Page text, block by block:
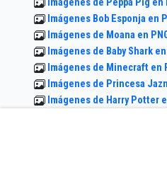
Imágenes Bob Esponja en
Imágenes de Moana en
Imágenes de Baby Shark
Imágenes de Minecraft en
Imágenes de Princesa
Imágenes de Harry Potter